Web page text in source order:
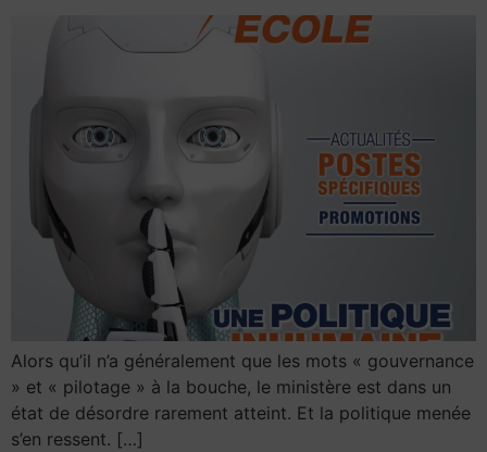
Alors qu’il n’a généralement que les mots « gouvernance
» et « pilotage » à la bouche, le ministère est dans un
état de désordre rarement atteint. Et la politique menée
s’en ressent. […]